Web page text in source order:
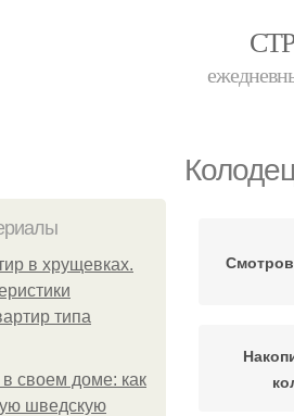
в хрущевках.
типа
своем доме: как
шведскую